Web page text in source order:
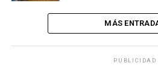
MÁS
PUBLICIDAD